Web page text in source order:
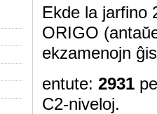
Ekde la jarfino
ORIGO
ekzamenojn
entute:2931
C2-niveloj.